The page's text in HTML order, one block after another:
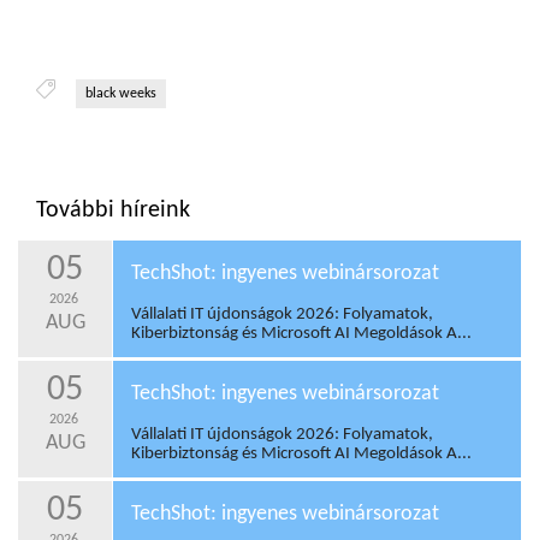
black weeks
További híreink
05
2026
AUG
TechShot: ingyenes webinársorozat
Vállalati IT újdonságok 2026: Folyamatok,
Kiberbiztonság és Microsoft AI Megoldások A...
05
2026
AUG
TechShot: ingyenes webinársorozat
Vállalati IT újdonságok 2026: Folyamatok,
Kiberbiztonság és Microsoft AI Megoldások A...
05 TechShot: ingyenes webinársorozat